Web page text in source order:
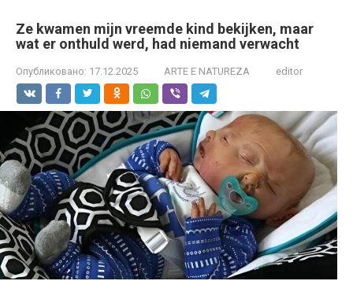
Ze kwamen mijn vreemde kind bekijken, maar
wat er onthuld werd, had niemand verwacht
Опубликовано: 17.12.2025 ARTE E NATUREZA editor